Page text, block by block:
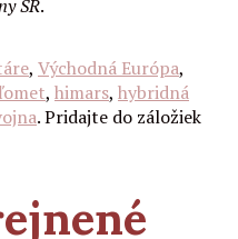
SR.
, Východná Európa,
, himars, hybridná
. Pridajte do záložiek